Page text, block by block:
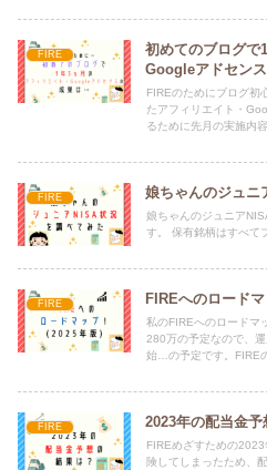
FIRE
初めてのブログで
Googleアドセン
FIREのためにブログ初
たアフィリエイト・
るために先月の実施内
FIRE 娘ちゃんのジュニ
娘ちゃんのジュニア
す。 保有銘柄はすべて
FIRE FIREへのロード
私のFIREへのロードマ
280万の予定なので、
始…の予定です。FIRE
FIRE 2023年の配当金予
FIREめざすための
険してしまったため、